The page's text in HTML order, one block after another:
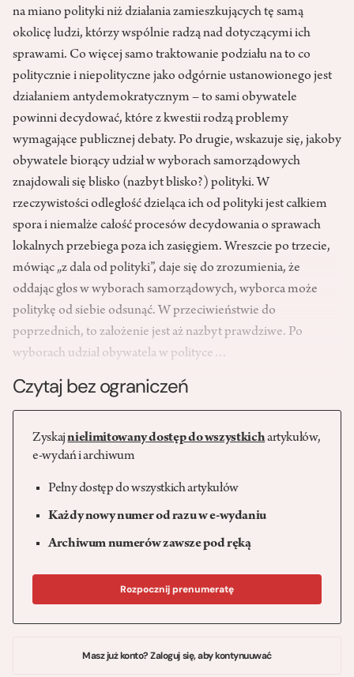
na miano polityki niż działania zamieszkujących tę samą
okolicę ludzi, którzy wspólnie radzą nad dotyczącymi ich
sprawami. Co więcej samo traktowanie podziału na to co
politycznie i niepolityczne jako odgórnie ustanowionego jest
działaniem antydemokratycznym – to sami obywatele
powinni decydować, które z kwestii rodzą problemy
wymagające publicznej debaty. Po drugie, wskazuje się, jakoby
obywatele biorący udział w wyborach samorządowych
znajdowali się blisko (nazbyt blisko?) polityki. W
rzeczywistości odległość dzieląca ich od polityki jest całkiem
spora i niemalże całość procesów decydowania o sprawach
lokalnych przebiega poza ich zasięgiem. Wreszcie po trzecie,
mówiąc „z dala od polityki”, daje się do zrozumienia, że
oddając głos w wyborach samorządowych, wyborca może
politykę od siebie odsunąć. W przeciwieństwie do
poprzednich, to założenie jest aż nazbyt prawdziwe. Po
wyborach udział obywatela w polityce…
Czytaj bez ograniczeń
Zyskajnielimitowany dostęp do wszystkichartykułów,
e-wydań i archiwum
Pełny dostęp do wszystkich artykułów
Każdy nowy numer od razu w e-wydaniu
Archiwum numerów zawsze pod ręką
Rozpocznij prenumeratę
Masz już konto? Zaloguj się, aby kontynuuwać